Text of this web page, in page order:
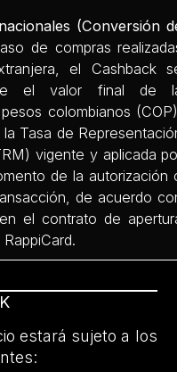
(Conversión
de compras
el Cashback
el valor final de
colombianos
Tasa de
vigente y aplicada
de la autorización
de acuerdo
el contrato de
estará sujeto a los